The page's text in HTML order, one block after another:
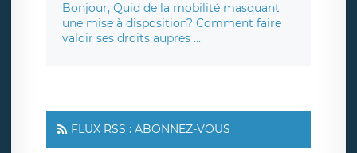
Bonjour, Quid de la mobilité masquant
une mise à disposition? Comment faire
valoir ses droits aupres ...
FLUX RSS : ABONNEZ-VOUS